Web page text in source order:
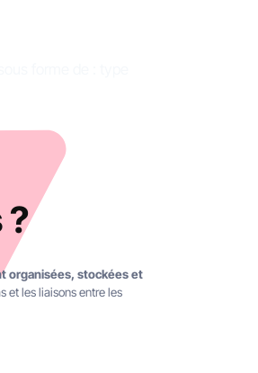
?
organisées, stockées et
et les liaisons entre les